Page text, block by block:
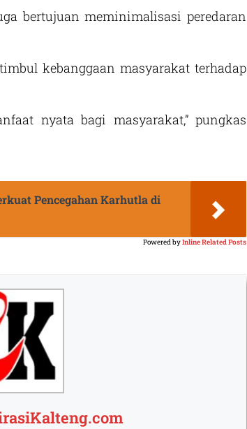
bertujuan meminimalisasi peredaran
kebanggaan masyarakat terhadap
nyata bagi masyarakat,” pungkas
Pencegahan Karhutla di
Powered byInline Related Posts